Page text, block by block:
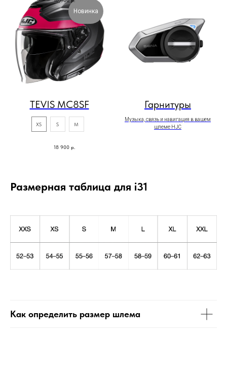
Новинка
TEVIS MC8SF
18 900 р.
XS S M
Гарнитуры
Музыка, связь и навигация в вашем
шлеме HJC
Размерная таблица для i31
Как определить размер шлема